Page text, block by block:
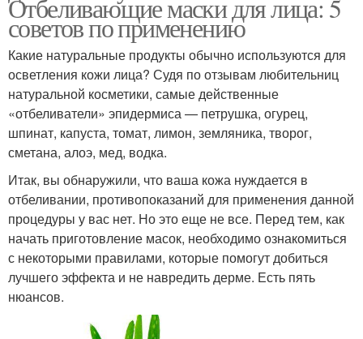
Отбеливающие маски для лица: 5
советов по применению
Какие натуральные продукты обычно используются для
осветления кожи лица? Судя по отзывам любительниц
натуральной косметики, самые действенные
«отбеливатели» эпидермиса — петрушка, огурец,
шпинат, капуста, томат, лимон, земляника, творог,
сметана, алоэ, мед, водка.
Итак, вы обнаружили, что ваша кожа нуждается в
отбеливании, противопоказаний для применения данной
процедуры у вас нет. Но это еще не все. Перед тем, как
начать приготовление масок, необходимо ознакомиться
с некоторыми правилами, которые помогут добиться
лучшего эффекта и не навредить дерме. Есть пять
нюансов.